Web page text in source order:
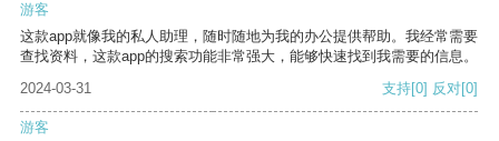
游客
这款app就像我的私人助理，随时随地为我的办公提供帮助。我经常需要
查找资料，这款app的搜索功能非常强大，能够快速找到我需要的信息。
2024-03-31
支持[0] 反对[0]
游客